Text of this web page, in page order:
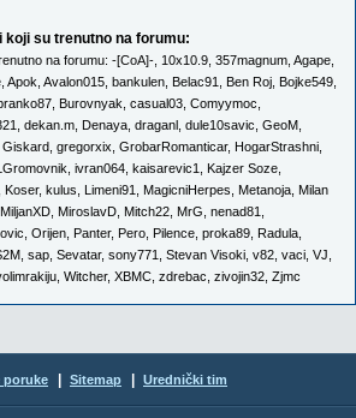
koji su trenutno na forumu:
na forumu: -[CoA]- 10x10.9 357magnum Agape
Apok Avalon015 bankulen Belac91 Ben Roj Bojke549
Burovnyak casual03 Comyymoc
dekan.m Denaya draganl dule10savic GeoM
Giskard gregorxix GrobarRomanticar, HogarStrashni
ivran064 kaisarevic1 Kajzer Soze
Koser, kulus Limeni91 MagicniHerpes Metanoja Milan
MiljanXD MiroslavD Mitch22 MrG nenad81
Orijen Panter, Pero Pilence proka89 Radula
sap Sevatar, sony771 Stevan Visoki v82 vaci VJ
Witcher, XBMC zdrebac zivojin32 Zjmc
poruke Sitemap Urednički tim